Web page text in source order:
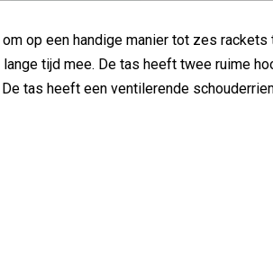
op een handige manier tot zes
tijd mee. De tas heeft twee ruime
tas heeft een ventilerende